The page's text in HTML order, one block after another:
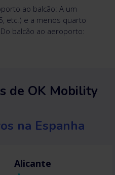
ao balcão: A um
etc.) e a menos quarto
balcão ao aeroporto:
de OK Mobility
na Espanha
Alicante